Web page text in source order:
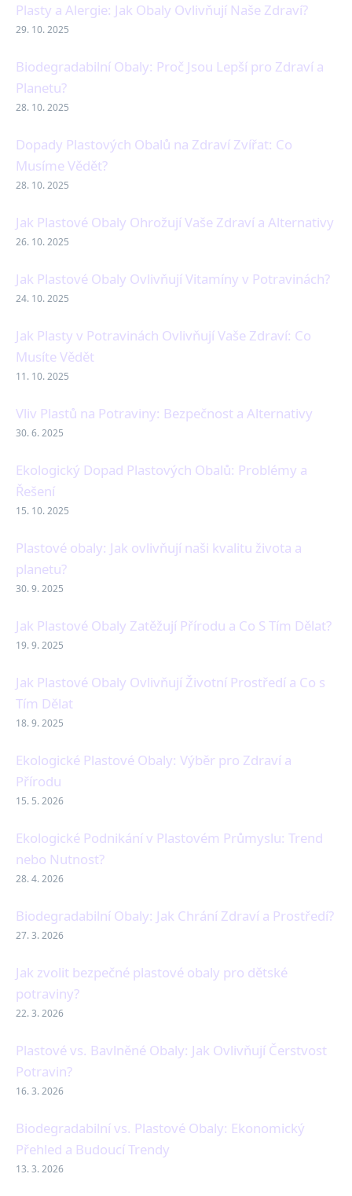
Plasty a Alergie: Jak Obaly Ovlivňují Naše Zdraví?
29. 10. 2025
Biodegradabilní Obaly: Proč Jsou Lepší pro Zdraví a
Planetu?
28. 10. 2025
Dopady Plastových Obalů na Zdraví Zvířat: Co
Musíme Vědět?
28. 10. 2025
Jak Plastové Obaly Ohrožují Vaše Zdraví a Alternativy
26. 10. 2025
Jak Plastové Obaly Ovlivňují Vitamíny v Potravinách?
24. 10. 2025
Jak Plasty v Potravinách Ovlivňují Vaše Zdraví: Co
Musíte Vědět
11. 10. 2025
Vliv Plastů na Potraviny: Bezpečnost a Alternativy
30. 6. 2025
Ekologický Dopad Plastových Obalů: Problémy a
Řešení
15. 10. 2025
Plastové obaly: Jak ovlivňují naši kvalitu života a
planetu?
30. 9. 2025
Jak Plastové Obaly Zatěžují Přírodu a Co S Tím Dělat?
19. 9. 2025
Jak Plastové Obaly Ovlivňují Životní Prostředí a Co s
Tím Dělat
18. 9. 2025
Ekologické Plastové Obaly: Výběr pro Zdraví a
Přírodu
15. 5. 2026
Ekologické Podnikání v Plastovém Průmyslu: Trend
nebo Nutnost?
28. 4. 2026
Biodegradabilní Obaly: Jak Chrání Zdraví a Prostředí?
27. 3. 2026
Jak zvolit bezpečné plastové obaly pro dětské
potraviny?
22. 3. 2026
Plastové vs. Bavlněné Obaly: Jak Ovlivňují Čerstvost
Potravin?
16. 3. 2026
Biodegradabilní vs. Plastové Obaly: Ekonomický
Přehled a Budoucí Trendy
13. 3. 2026